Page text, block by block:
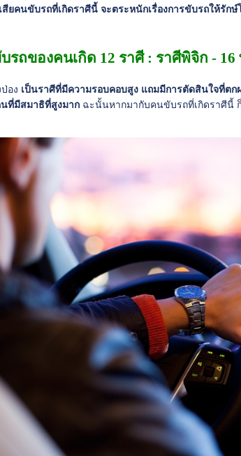
สียคนขับรถที่เกิดราศีนี้ จะตระหนักเรื่องการขับรถให้รัก
รถของคนเกิด 12 ราศี : ราศีพิจิก -
อง เป็นราศีที่มีความรอบคอบสูง แถมมีการตัดสินใจที่ต
นที่มีสมาธิที่สูงมาก ฉะนั้นหากมากับคนขับรถที่เกิดราศีนี้